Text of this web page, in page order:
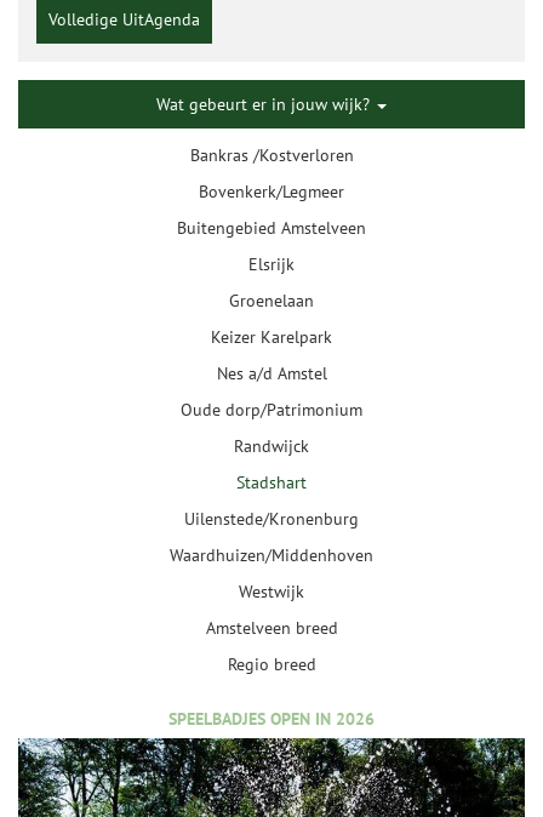
Volledige UitAgenda
Wat gebeurt er in jouw wijk?
Bankras /Kostverloren
Bovenkerk/Legmeer
Buitengebied Amstelveen
Elsrijk
Groenelaan
Keizer Karelpark
Nes a/d Amstel
Oude dorp/Patrimonium
Randwijck
Stadshart
Uilenstede/Kronenburg
Waardhuizen/Middenhoven
Westwijk
Amstelveen breed
Regio breed
SPEELBADJES OPEN IN 2026